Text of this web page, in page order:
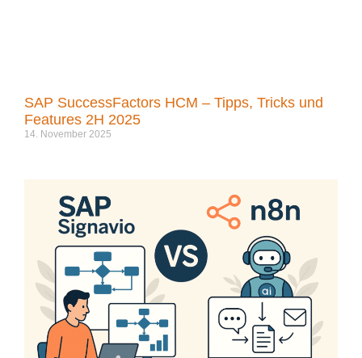
SAP SuccessFactors HCM – Tipps, Tricks und
Features 2H 2025
14. November 2025